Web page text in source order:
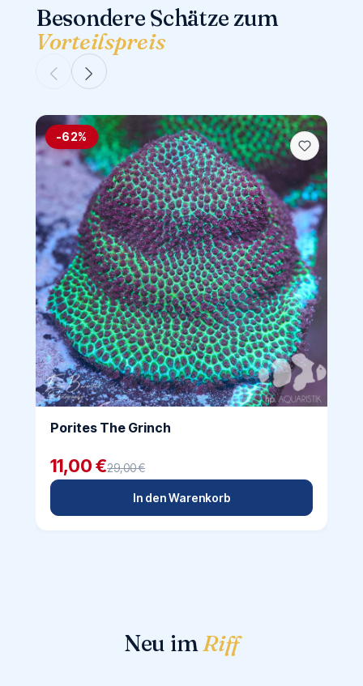
Besondere Schätze zum
Vorteilspreis
-62%
Porites The Grinch
11,00 €29,00 €
In den Warenkorb
Neu imRiff